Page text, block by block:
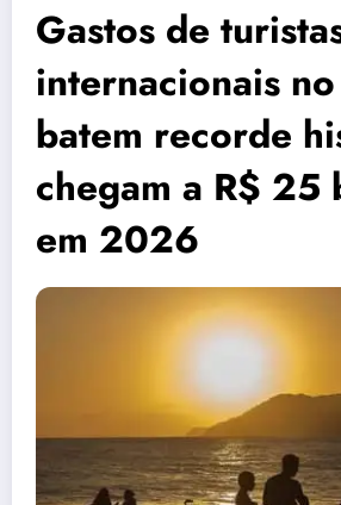
Gastos de
internacionais
batem recorde
chegam a R$ 25
em 2026